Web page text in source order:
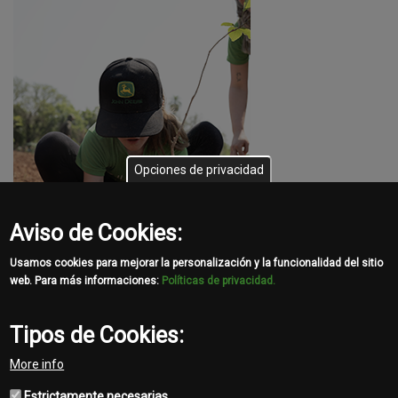
Share
Facebook
Opciones de privacidad
Aviso de Cookies:
Usamos cookies para mejorar la personalización y la funcionalidad del sitio
web. Para más informaciones: Políticas de privacidad.
Tipos de Cookies:
More info